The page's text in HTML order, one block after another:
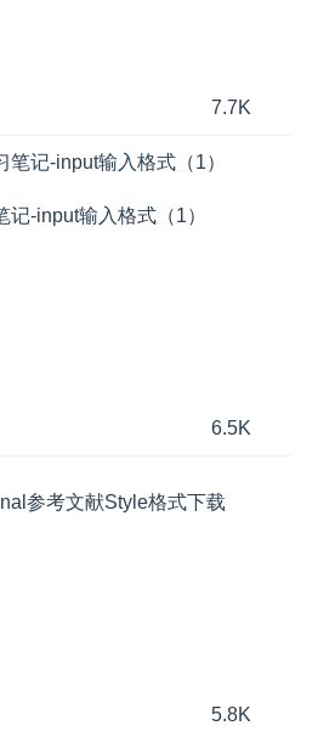
7.7K
-input输入格式（1）
6.5K
参考文献Style格式下载
5.8K